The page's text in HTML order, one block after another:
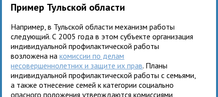
Пример Тульской области
Например, в Тульской области механизм работы
следующий. С 2005 года в этом субъекте организация
индивидуальной профилактической работы
возложена накомиссии по делам
несовершеннолетних и защите их прав. Планы
индивидуальной профилактической работы с семьями,
а также отнесение семей к категории социально
опасного положения утверждаются комиссиями,